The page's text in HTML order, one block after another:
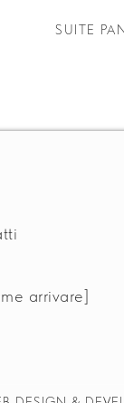
SUITE
arrivare]